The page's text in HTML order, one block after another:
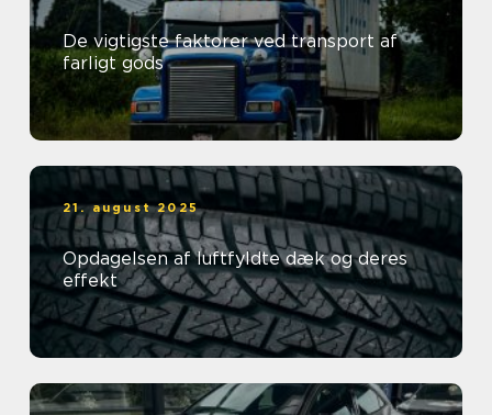
De vigtigste faktorer ved transport af
farligt gods
21. august 2025
Opdagelsen af luftfyldte dæk og deres
effekt